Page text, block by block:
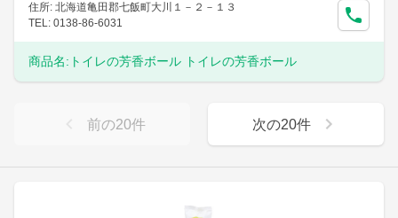
住所: 北海道亀田郡七飯町大川１－２－１３
TEL: 0138-86-6031
商品名: トイレの芳香ボール トイレの芳香ボール
前の20件 次の20件